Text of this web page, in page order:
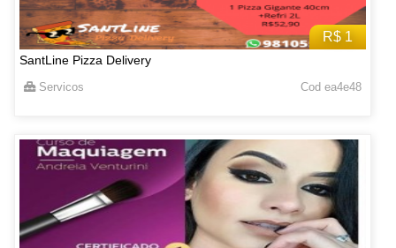
R$ 1
SantLine Pizza Delivery
Servicos Cod ea4e48